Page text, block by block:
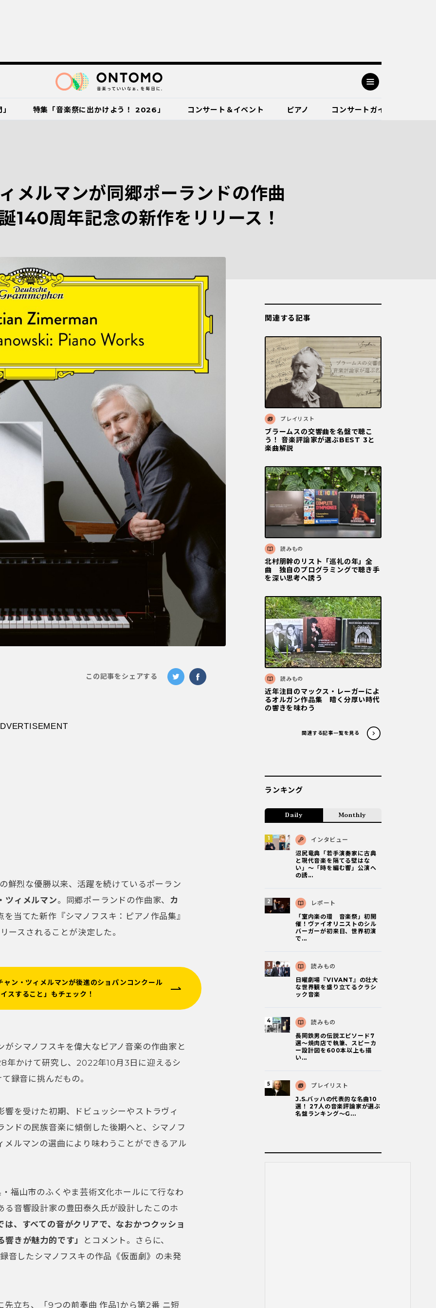
特集「音楽祭に出かけよう！ 2026」 コンサート＆イベント ピアノ コンサートガイド
メルマンが同郷ポーランドの作曲
140周年記念の新作をリリース！
この記事をシェアする
鮮烈な優勝以来、活躍を続けているポーラン
ツィメルマン。同郷ポーランドの作曲家、 カ
を当てた新作『シマノフスキ：ピアノ作品集』
スされることが決定した。
ン・ツィメルマンが後進のショパンコンクール
スすること」もチェック！
シマノフスキを偉大なピアノ音楽の作曲家と
年かけて研究し、2022年10月 3 日に迎えるシ
録音に挑んだもの。
響を受けた初期 、
ドビュッシーやストラヴィ
ンドの民族音楽に傾倒した後期へと、シマノフ
メルマンの選曲により味わうことができるアル
福山市のふくやま芸術文化ホールにて行なわ
る音響設計家の豊田泰久氏が設計したこのホ
は、すべての音がクリアで、なおかつクッショ
きが魅力的です」
とコメント。さらに、
音したシマノフスキの作品《仮面劇》の未発
立ち、「9つの前奏曲 作品1から第2番 ニ短
関連する記事
プレイリスト
ブラームスの交響曲を名盤で聴こ
う！ 音楽評論家が選ぶBEST 3と
楽曲解説
読みもの
北村朋幹のリスト「巡礼の年」全
曲 独自のプログラミングで聴き手
を深い思考へ誘う
読みもの
近年注目のマックス・レーガーによ
るオルガン作品集 暗く分厚い時代
の響きを味わう
関連する記事一覧を見る
ランキング
Daily Monthly
インタビュー
沼尻竜典「若手演奏家に古典
と現代音楽を隔てる壁はな
い」～「時を編む響」公演へ
の誘...
レポート
「室内楽の環 音楽祭」初開
催！ヴァイオリニストのシル
バーガーが初来日、世界初演
で...
読みもの
日曜劇場『VIVANT』の壮大
な世界観を盛り立てるクラシ
ック音楽
読みもの
長岡鉄男の伝説エピソード7
選〜焼肉店で執筆、スピーカ
ー設計図を600本以上も描
い...
プレイリスト
J.S.バッハの代表的な名曲10
選！ 27人の音楽評論家が選ぶ
名盤ランキング〜G...